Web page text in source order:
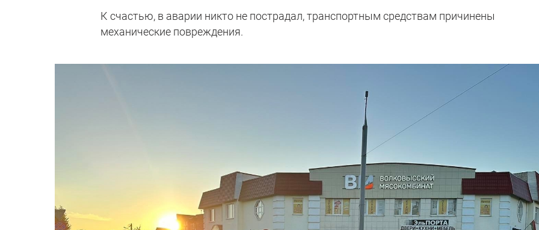
К счастью, в аварии никто не пострадал, транспортным средствам причинены
механические повреждения.